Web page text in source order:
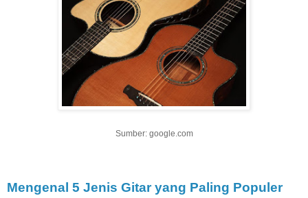
Sumber: google.com
Mengenal 5 Jenis Gitar yang Paling Populer